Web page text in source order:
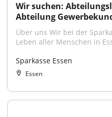
Wir suchen:
Abteilung
Über uns Wir bei der
Leben aller Menschen in
Sparkasse Essen
Essen